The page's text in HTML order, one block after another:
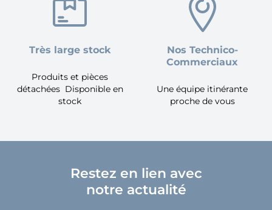
Très large stock
Produits et pièces
détachées Disponible en
stock
Nos Technico-
Commerciaux
Une équipe itinérante
proche de vous
Restez en lien avec
notre actualité